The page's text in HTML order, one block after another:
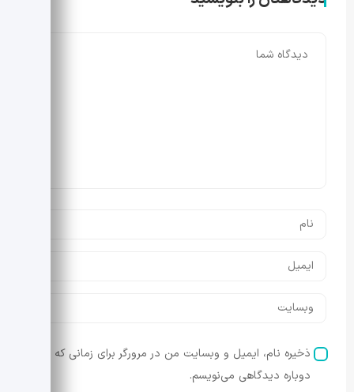
ذخیره نام، ایمیل و وبسایت من در مرورگر برای زمانی که
دوباره دیدگاهی می‌نویسم.